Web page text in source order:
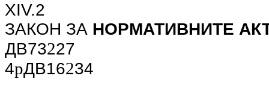
ХIV.2
ЗАКОН ЗА НОРМАТИВНИТЕ
ДВ73227
4pДВ16234